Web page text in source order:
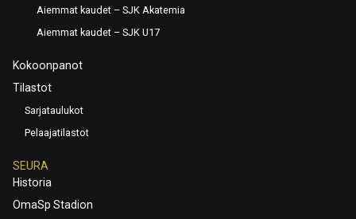
Aiemmat kaudet – SJK Akatemia
Aiemmat kaudet – SJK U17
Kokoonpanot
Tilastot
Sarjataulukot
Pelaajatilastot
SEURA
Historia
OmaSp Stadion